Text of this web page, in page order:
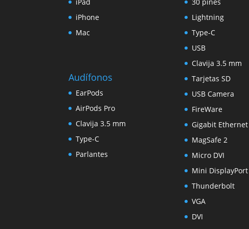
iPad
iPhone
Mac
Audífonos
EarPods
AirPods Pro
Clavija 3.5 mm
Type-C
Parlantes
30 pines
Lightning
Type-C
USB
Clavija 3.5 mm
Tarjetas SD
USB Camera
FireWare
Gigabit Ethernet
MagSafe 2
Micro DVI
Mini DisplayPort
Thunderbolt
VGA
DVI